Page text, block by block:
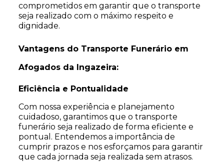
comprometidos em garantir que o transporte
seja realizado com o máximo respeito e
dignidade.
Vantagens do Transporte Funerário em
Afogados da Ingazeira:
Eficiência e Pontualidade
Com nossa experiência e planejamento
cuidadoso, garantimos que o transporte
funerário seja realizado de forma eficiente e
pontual. Entendemos a importância de
cumprir prazos e nos esforçamos para garantir
que cada jornada seja realizada sem atrasos.